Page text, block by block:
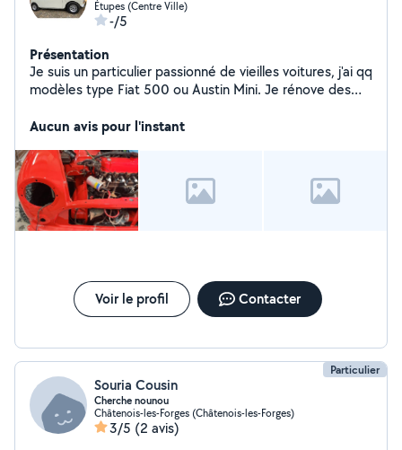
Étupes (Centre Ville)
-/5
Présentation
Je suis un particulier passionné de vieilles voitures, j'ai qq
modèles type Fiat 500 ou Austin Mini. Je rénove des
rafraichissement, sellerie intérieure, habillage, ...
Aucun avis pour l'instant
Voir le profil Contacter
Particulier
Souria Cousin
Cherche nounou
Châtenois-les-Forges (Châtenois-les-Forges)
3/5 (2 avis)